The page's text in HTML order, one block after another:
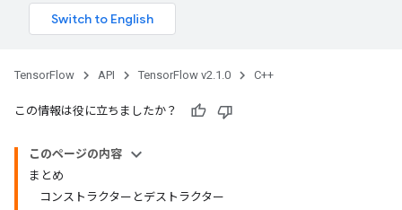
TensorFlow API TensorFlow v2.1.0 C++
この情報は役に立ちましたか？
このページの内容
まとめ
コンストラクターとデストラクター